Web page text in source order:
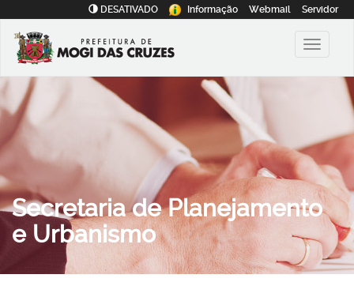
DESATIVADO Informação Webmail Servidor
Secretaria de Planejamento
e Urbanismo